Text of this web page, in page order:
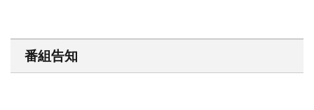
番組告知